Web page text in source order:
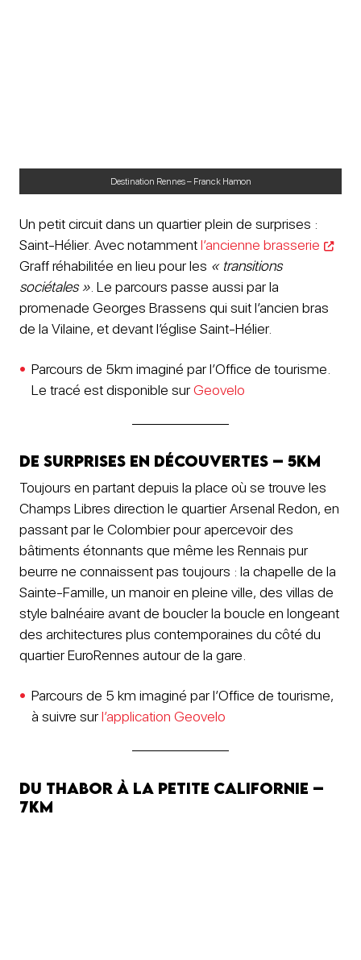
Destination Rennes – Franck Hamon
Un petit circuit dans un quartier plein de surprises :
Saint-Hélier. Avec notammentl’ancienne brasserie
Graff réhabilitée en lieu pour les « transitions
sociétales » . Le parcours passe aussi par la
promenade Georges Brassens qui suit l’ancien bras
de la Vilaine, et devant l’église Saint-Hélier.
Parcours de 5km imaginé par l’Office de tourisme.
Le tracé est disponible surGeovelo
De surprises en découvertes – 5Km
Toujours en partant depuis la place où se trouve les
Champs Libres direction le quartier Arsenal Redon, en
passant par le Colombier pour apercevoir des
bâtiments étonnants que même les Rennais pur
beurre ne connaissent pas toujours : la chapelle de la
Sainte-Famille, un manoir en pleine ville, des villas de
style balnéaire avant de boucler la boucle en longeant
des architectures plus contemporaines du côté du
quartier EuroRennes autour de la gare.
Parcours de 5 km imaginé par l’Office de tourisme,
à suivre surl’application Geovelo
Du Thabor à la Petite Californie –
7km